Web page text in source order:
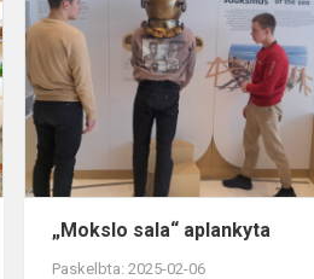
į
smalsių
vaikų
miestą
„Mokslo sala“ aplankyta
Paskelbta: 2025-02-06